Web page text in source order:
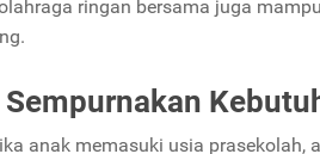
ringan bersama juga
Sempurnakan
anak memasuki usia prasekolah,